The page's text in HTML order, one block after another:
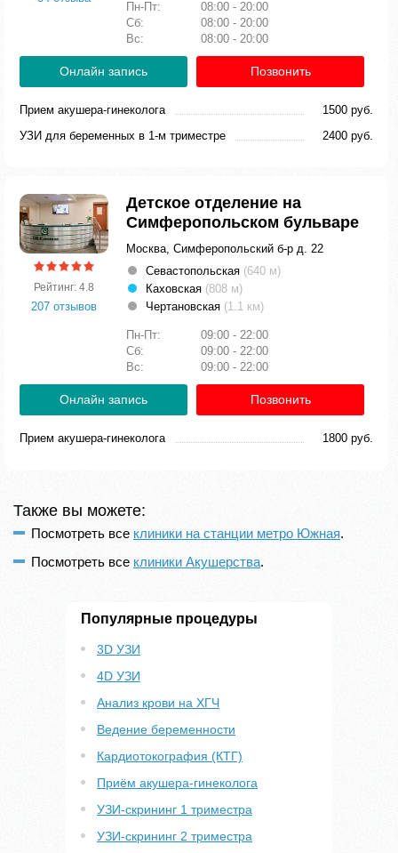
Пн-Пт:
08:00 - 20:00
Сб:
08:00 - 20:00
Вс:
08:00 - 20:00
Онлайн запись Позвонить
Прием акушера-гинеколога
1500 руб.
УЗИ для беременных в 1-м триместре
2400 руб.
Рейтинг: 4.8
207 отзывов
Детское отделение на
Симферопольском бульваре
Москва, Симферопольский б-р д. 22
Севастопольская (640 м)
Каховская (808 м)
Чертановская (1.1 км)
Пн-Пт:
09:00 - 22:00
Сб:
09:00 - 22:00
Вс:
09:00 - 22:00
Онлайн запись Позвонить
Прием акушера-гинеколога 1800 руб.
Также вы можете:
Посмотреть все клиники на станции метро Южная.
Посмотреть все клиники Акушерства.
Популярные процедуры
3D УЗИ
4D УЗИ
Анализ крови на ХГЧ
Ведение беременности
Кардиотокография (КТГ)
Приём акушера-гинеколога
УЗИ-скрининг 1 триместра
УЗИ-скрининг 2 триместра